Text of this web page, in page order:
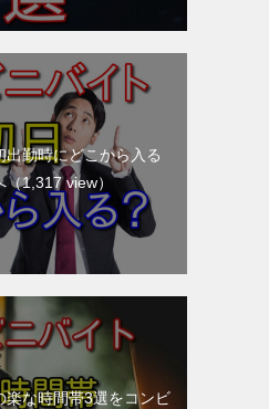
出勤時にどこから入る
（1,317 view）
楽な時間帯3選をコンビ